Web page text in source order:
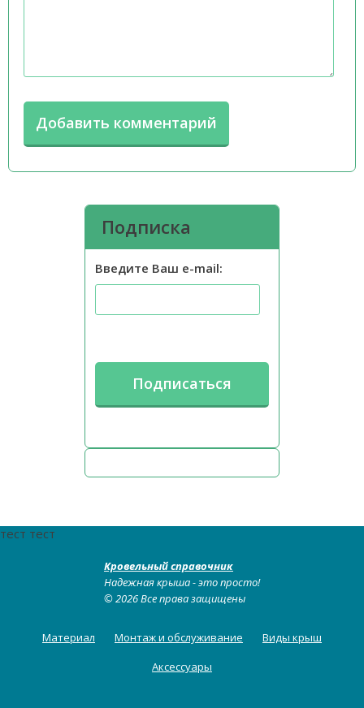
Подписка
Введите Ваш e-mail:
тест тест
Кровельный справочник
Надежная крыша - это просто!
© 2026 Все права защищены
Материал Монтаж и обслуживание
Виды крыш
Аксессуары